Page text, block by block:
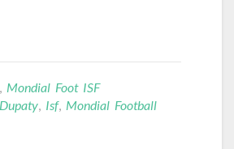
Mondial Foot ISF
Isf, Mondial Football